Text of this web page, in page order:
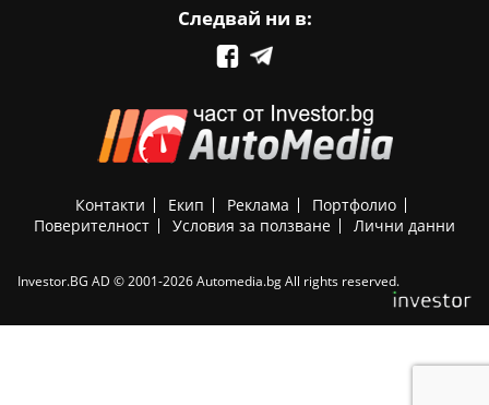
Следвай ни в:
Контакти Екип Реклама
Портфолио
Поверителност
Условия за ползване Лични данни
Investor.BG AD © 2001-2026 Automedia.bg All rights reserved.